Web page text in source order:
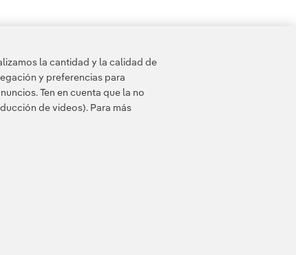
la cantidad y la calidad de
y preferencias para
Ten en cuenta que la no
de videos). Para más